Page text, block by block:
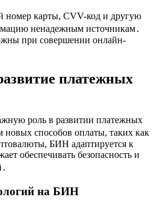
номер карты, CVV-код и другую
ненадежным источникам․
при совершении онлайн-
платежных
роль в развитии платежных
новых способов оплаты, таких как
БИН адаптируется к
обеспечивать безопасность и
на БИН